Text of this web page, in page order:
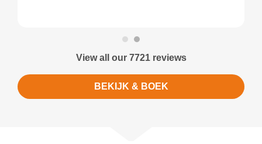
View all our 7721 reviews
BEKIJK & BOEK